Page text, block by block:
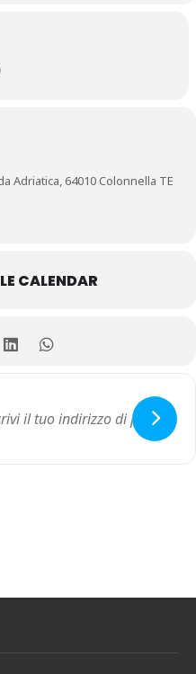
Adriatica, 64010 Colonnella TE
CALENDAR